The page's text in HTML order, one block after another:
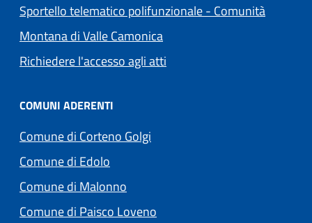
Sportello telematico polifunzionale - Comunità
Montana di Valle Camonica
Richiedere l'accesso agli atti
COMUNI ADERENTI
Comune di Corteno Golgi
Comune di Edolo
Comune di Malonno
Comune di Paisco Loveno